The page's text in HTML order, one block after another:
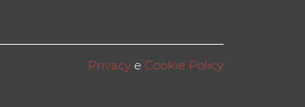
Privacy e Cookie Policy